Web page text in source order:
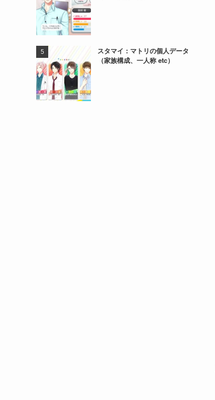
スタマイ：マトリの個人データ
（家族構成、一人称 etc）